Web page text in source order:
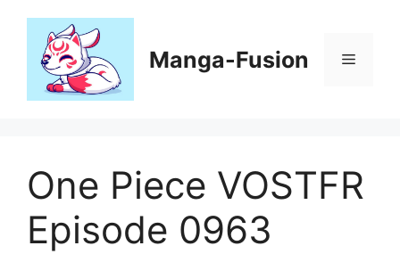
contenu
Manga-Fusion Menu
One Piece VOSTFR
Episode 0963